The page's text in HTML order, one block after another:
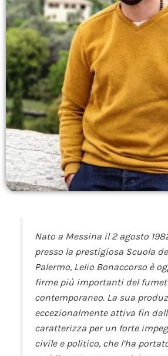
Nato a Messina il 2 agosto
presso la prestigiosa Scuola
Palermo, Lelio Bonaccorso è
firme più importanti del
contemporaneo. La sua
eccezionalmente attiva fin
caratterizza per un forte
civile e politico, che l’ha